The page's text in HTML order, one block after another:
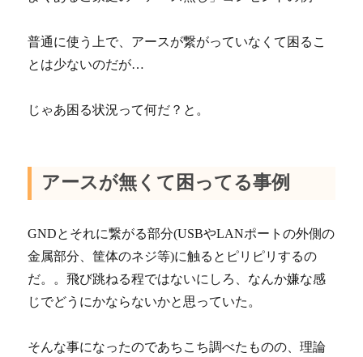
普通に使う上で、アースが繋がっていなくて困るこ
とは少ないのだが…
じゃあ困る状況って何だ？と。
アースが無くて困ってる事例
GNDとそれに繋がる部分(USBやLANポートの外側の
金属部分、筐体のネジ等)に触るとピリピリするの
だ。。飛び跳ねる程ではないにしろ、なんか嫌な感
じでどうにかならないかと思っていた。
そんな事になったのであちこち調べたものの、理論